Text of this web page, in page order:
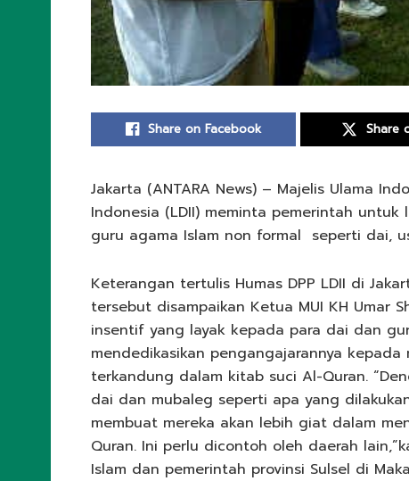
Share on Facebook Share
Jakarta (ANTARA News) – Majelis Ulama
Indonesia (LDII) meminta pemerintah
guru agama Islam non formal seperti dai,
Keterangan tertulis Humas DPP LDII di
tersebut disampaikan Ketua MUI KH Umar
insentif yang layak kepada para dai dan
mendedikasikan pengangajarannya
terkandung dalam kitab suci Al-Quran.
dai dan mubaleg seperti apa yang
membuat mereka akan lebih giat dalam
Quran. Ini perlu dicontoh oleh daerah
Islam dan pemerintah provinsi Sulsel di